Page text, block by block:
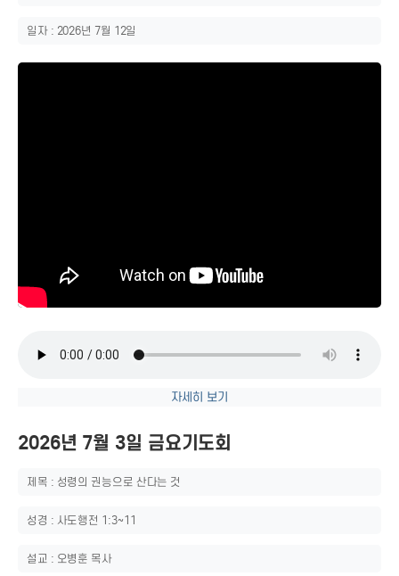
일자 : 2026년 7월 12일
자세히 보기
2026년 7월 3일 금요기도회
제목 : 성령의 권능으로 산다는 것
성경 : 사도행전 1:3~11
설교 : 오병훈 목사